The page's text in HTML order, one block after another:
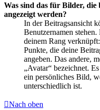
Was sind das für Bilder, die
angezeigt werden?
In der Beitragsansicht
Benutzernamen
deinem Rang
Punkte, die deine
angeben. Das andere,
„Avatar“ bezeichnet.
ein persönliches Bild,
unterschiedlich ist.
Nach oben